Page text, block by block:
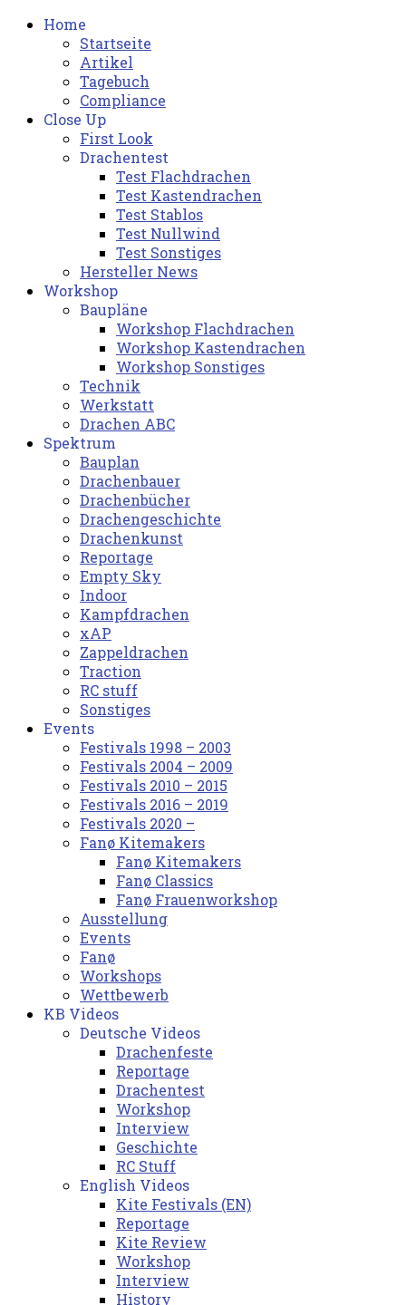
Home
Startseite
Artikel
Tagebuch
Compliance
Close Up
First Look
Drachentest
Test Flachdrachen
Test Kastendrachen
Test Stablos
Test Nullwind
Test Sonstiges
Hersteller News
Workshop
Baupläne
Workshop Flachdrachen
Workshop Kastendrachen
Workshop Sonstiges
Technik
Werkstatt
Drachen ABC
Spektrum
Bauplan
Drachenbauer
Drachenbücher
Drachengeschichte
Drachenkunst
Reportage
Empty Sky
Indoor
Kampfdrachen
xAP
Zappeldrachen
Traction
RC stuff
Sonstiges
Events
Festivals 1998 – 2003
Festivals 2004 – 2009
Festivals 2010 – 2015
Festivals 2016 – 2019
Festivals 2020 –
Fanø Kitemakers
Fanø Kitemakers
Fanø Classics
Fanø Frauenworkshop
Ausstellung
Events
Fanø
Workshops
Wettbewerb
KB Videos
Deutsche Videos
Drachenfeste
Reportage
Drachentest
Workshop
Interview
Geschichte
RC Stuff
English Videos
Kite Festivals (EN)
Reportage
Kite Review
Workshop
Interview
History